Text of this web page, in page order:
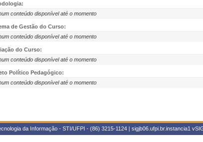
conteúdo disponível até o momento
de Gestão do Curso:
conteúdo disponível até o momento
do Curso:
conteúdo disponível até o momento
Político Pedagógico:
conteúdo disponível até o momento
da Informação - STI/UFPI - (86) 3215-1124 | sigjb06.ufpi.br.instancia1